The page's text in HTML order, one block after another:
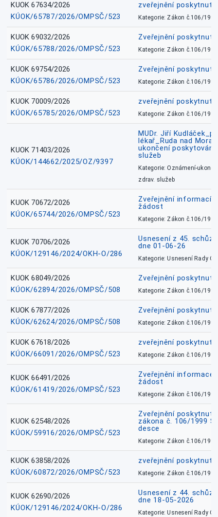
KUOK 67634/2026
KÚOK/65787/2026/OMPSČ/523
zveřejnění
Kategorie: Zákon č.106/1999
KUOK 69032/2026
KÚOK/65788/2026/OMPSČ/523
Zveřejnění
Kategorie: Zákon č.106/1999
KUOK 69754/2026
KÚOK/65786/2026/OMPSČ/523
Zveřejnění
Kategorie: Zákon č.106/1999
KUOK 70009/2026
KÚOK/65785/2026/OMPSČ/523
zveřejnění
Kategorie: Zákon č.106/1999
KUOK 71403/2026
KÚOK/144662/2025/OZ/9397
MUDr. Jiří
lékař_Ruda nad
ukončení
služeb
Kategorie: Oznámení-
zdrav. služeb
KUOK 70672/2026
KÚOK/65744/2026/OMPSČ/523
Zveřejnění informací
žádost
Kategorie: Zákon č.106/1999
KUOK 70706/2026
KÚOK/129146/2024/OKH-O/286
Usnesení z 45.
dne 01-06-26
Kategorie: Usnesení Rady
KUOK 68049/2026
KÚOK/62894/2026/OMPSČ/508
Zveřejnění
Kategorie: Zákon č.106/1999
KUOK 67877/2026
KÚOK/62624/2026/OMPSČ/508
Zveřejnění
Kategorie: Zákon č.106/1999
KUOK 67618/2026
KÚOK/66091/2026/OMPSČ/523
zveřejnění
Kategorie: Zákon č.106/1999
KUOK 66491/2026
KÚOK/61419/2026/OMPSČ/523
Zveřejnění informace
žádost
Kategorie: Zákon č.106/1999
KUOK 62548/2026
KÚOK/59916/2026/OMPSČ/523
Zveřejnění
zákona č. 106/1999
desce
Kategorie: Zákon č.106/1999
KUOK 63858/2026
KÚOK/60872/2026/OMPSČ/523
zveřejnění
Kategorie: Zákon č.106/1999
KUOK 62690/2026
KÚOK/129146/2024/OKH-O/286
Usnesení z 44.
dne 18-05-2026
Kategorie: Usnesení Rady